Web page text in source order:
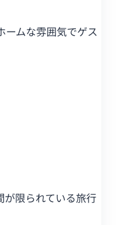
ームな雰囲気でゲス
が限られている旅行